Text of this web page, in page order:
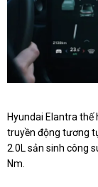
Hyundai Elantra
truyền động tương
2.0L sản sinh công
Nm.